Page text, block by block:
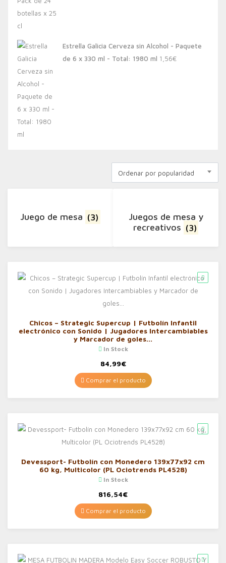
Estrella Galicia Cerveza sin Alcohol - Paquete
de 6 x 330 ml - Total: 1980 ml 1,56€
Ordenar por popularidad
Juego de mesa (3)
Juegos de mesa y
recreativos (3)
Chicos – Strategic Supercup | Futbolín Infantil
electrónico con Sonido | Jugadores Intercambiables
y Marcador de goles…
In Stock
84,99€
Comprar el producto
Devessport- Futbolín con Monedero 139x77x92 cm
60 kg, Multicolor (PL Ociotrends PL4528)
In Stock
816,54€
Comprar el producto